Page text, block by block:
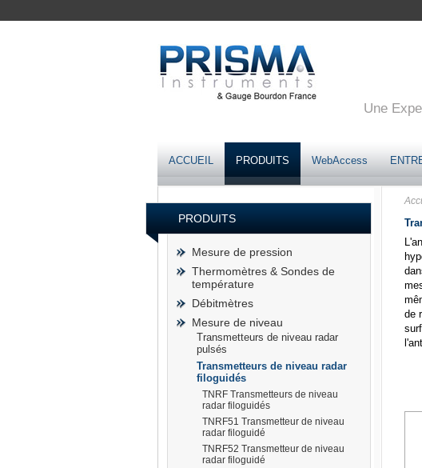
Une
ACCUEIL PRODUITS WebAccess
PRODUITS
Mesure de pression
Thermomètres & Sondes de
température
Débitmètres
Mesure de niveau
Transmetteurs de niveau radar
pulsés
Transmetteurs de niveau radar
filoguidés
TNRF Transmetteurs de niveau
radar filoguidés
TNRF51 Transmetteur de niveau
radar filoguidé
TNRF52 Transmetteur de niveau
radar filoguidé
de